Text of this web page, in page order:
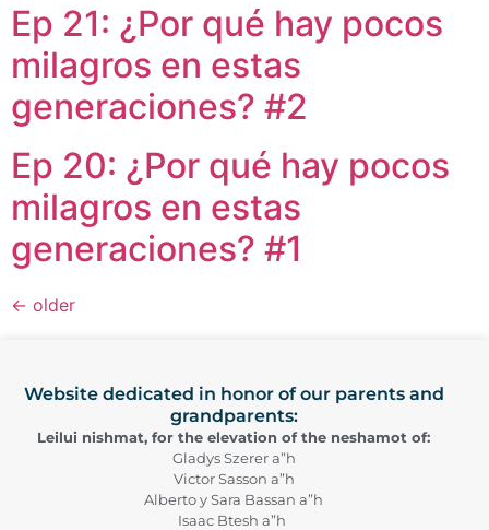
Ep 21: ¿Por qué hay pocos
milagros en estas
generaciones? #2
Ep 20: ¿Por qué hay pocos
milagros en estas
generaciones? #1
← older
Website dedicated in honor of our parents and
grandparents:
Leilui nishmat, for the elevation of the neshamot of:
Gladys Szerer a”h
Victor Sasson a”h
Alberto y Sara Bassan a”h
Isaac Btesh a”h